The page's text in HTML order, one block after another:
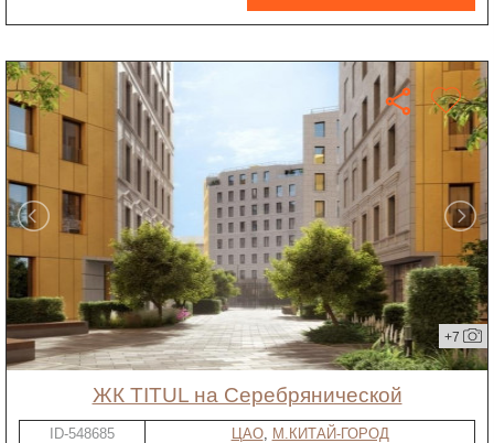
+7
ЖК TITUL на Серебрянической
ID-548685 ЦАО, М.КИТАЙ-ГОРОД